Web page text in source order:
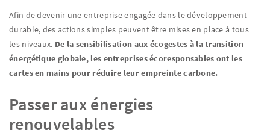
Afin de devenir une entreprise engagée dans le développement
durable, des actions simples peuvent être mises en place à tous
les niveaux. De la sensibilisation aux écogestes à la transition
énergétique globale, les entreprises écoresponsables ont les
cartes en mains pour réduire leur empreinte carbone.
Passer aux énergies
renouvelables